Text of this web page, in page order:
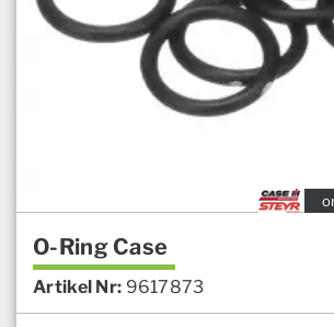
O-Ring Case
Artikel Nr: 9617873